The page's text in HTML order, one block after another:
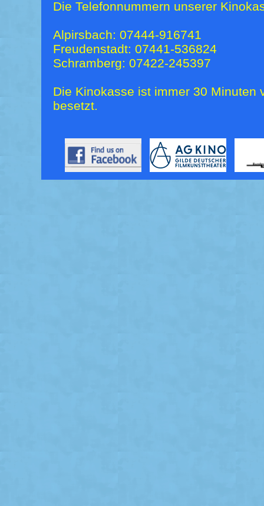
Die Telefonnummern unserer
Alpirsbach: 07444-916741
Freudenstadt: 07441-536824
Schramberg: 07422-245397
Die Kinokasse ist immer 30 Minuten
besetzt.